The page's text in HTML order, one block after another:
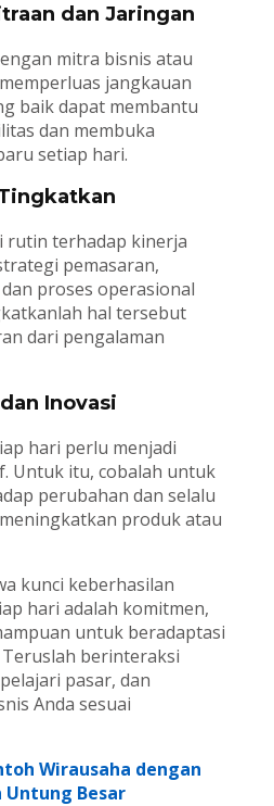
dan Jaringan
mitra bisnis atau
jangkauan
baik dapat membantu
dan membuka
setiap hari.
rutin terhadap kinerja
pemasaran,
proses operasional
hal tersebut
dari pengalaman
Inovasi
hari perlu menjadi
Untuk itu, cobalah untuk
perubahan dan selalu
produk atau
kunci keberhasilan
hari adalah komitmen,
untuk beradaptasi
berinteraksi
pasar, dan
Anda sesuai
Wirausaha dengan
Untung Besar